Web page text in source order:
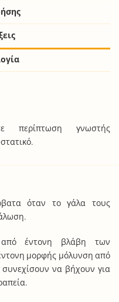
περίπτωση γνωστής
όταν το γάλα τους
έντονη βλάβη των
μορφής μόλυνση από
να βήχουν για